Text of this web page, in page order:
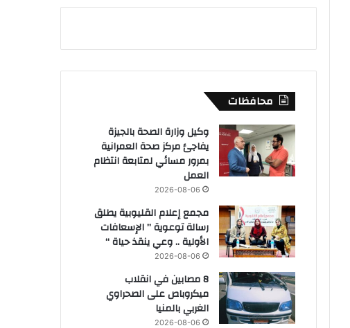
محافظات
وكيل وزارة الصحة بالجيزة
يفاجئ مركز صحة العمرانية
بمرور مسائي لمتابعة انتظام
العمل
2026-08-06
مجمع إعلام القليوبية يطلق
رسالة توعوية ” الإسعافات
الأولية .. وعي ينقذ حياة “
2026-08-06
8 مصابين في انقلاب
ميكروباص على الصحراوي
الغربي بالمنيا
2026-08-06